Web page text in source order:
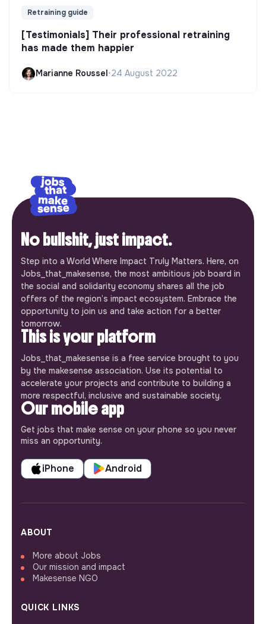
Retraining guide
[Testimonials] Their professional retraining
has made them happier
Marianne Roussel •24 August 2022
No bullshit, just impact.
Step into a World Where Impact Truly Matters. Here, on
Jobs_that_makesense, the most ambitious job board in
the social and solidarity economy shares all the job
offers of the region’s impact ecosystem. Embrace the
opportunity to join us and take action for a better
tomorrow.
This is your platform
Jobs_that_makesense is a free service brought to you
by the makesense association. Use its potential to
accelerate your projects and contribute to building a
more respectful, inclusive and sustainable society.
Our mobile app
Get jobs that make sense on your phone so you never
miss an opportunity.
iPhone Android
ABOUT
More about Jobs
Our mission and impact
Makesense NGO
QUICK LINKS